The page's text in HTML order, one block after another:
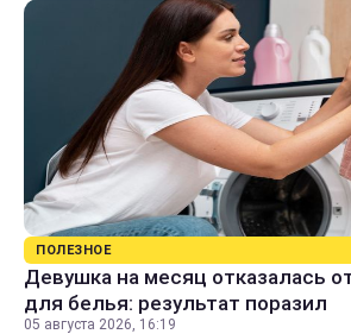
ПОЛЕЗНОЕ
Девушка на месяц отказалась
для белья: результат поразил
05 августа 2026, 16:19